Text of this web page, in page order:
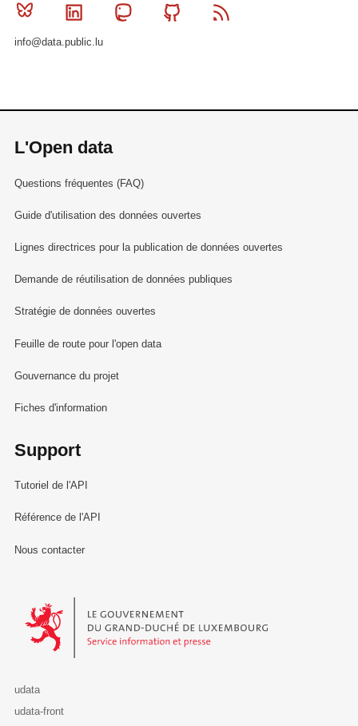
Bluesky Linkedin MastodonGithub
info@data.public.lu
L'Open data
Questions fréquentes (FAQ)
Guide d'utilisation des données ouvertes
Lignes directrices pour la publication de données ouvertes
Demande de réutilisation de données publiques
Stratégie de données ouvertes
Feuille de route pour l'open data
Gouvernance du projet
Fiches d'information
Support
Tutoriel de l'API
Référence de l'API
Nous contacter
Le Gouvernement du Grand-Duché de Luxembourg - Service
udata
udata-front